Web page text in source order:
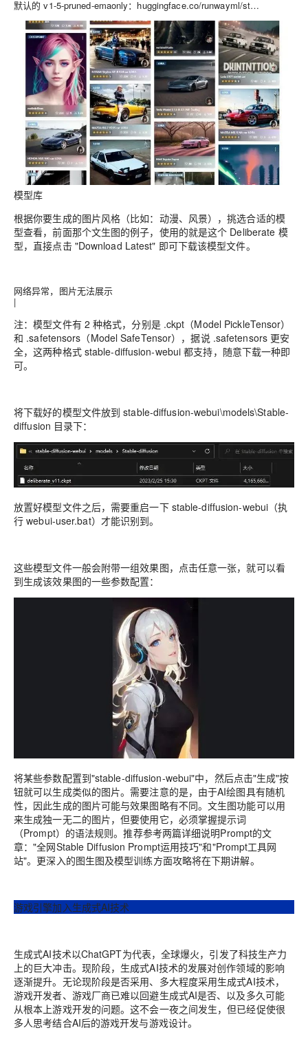
默认的 v1-5-pruned-emaonly：huggingface.co/runwayml/st…
模型库
根据你要生成的图片风格（比如：动漫、风景），挑选合适的模
型查看，前面那个文生图的例子，使用的就是这个 Deliberate 模
型，直接点击 "Download Latest" 即可下载该模型文件。
网络异常，图片无法展示
|
注：模型文件有 2 种格式，分别是 .ckpt（Model PickleTensor）
和 .safetensors（Model SafeTensor），据说 .safetensors 更安
全，这两种格式 stable-diffusion-webui 都支持，随意下载一种即
可。
将下载好的模型文件放到 stable-diffusion-webui\models\Stable-
diffusion 目录下：
放置好模型文件之后，需要重启一下 stable-diffusion-webui（执
行 webui-user.bat）才能识别到。
这些模型文件一般会附带一组效果图，点击任意一张，就可以看
到生成该效果图的一些参数配置：
将某些参数配置到"stable-diffusion-webui"中，然后点击"生成"按
钮就可以生成类似的图片。需要注意的是，由于AI绘图具有随机
性，因此生成的图片可能与效果图略有不同。文生图功能可以用
来生成独一无二的图片，但要使用它，必须掌握提示词
（Prompt）的语法规则。推荐参考两篇详细说明Prompt的文
章："全网Stable Diffusion Prompt运用技巧"和"Prompt工具网
站"。更深入的图生图及模型训练方面攻略将在下期讲解。
游戏引擎加入生成式AI技术
生成式AI技术以ChatGPT为代表，全球爆火，引发了科技生产力
上的巨大冲击。现阶段，生成式AI技术的发展对创作领域的影响
逐渐提升。无论现阶段是否采用、多大程度采用生成式AI技术，
游戏开发者、游戏厂商已难以回避生成式AI是否、以及多久可能
从根本上游戏开发的问题。这不会一夜之间发生，但已经促使很
多人思考结合AI后的游戏开发与游戏设计。